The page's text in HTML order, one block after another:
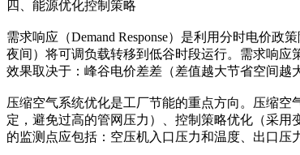
四、能源优化控制策略
需求响应（Demand Response）是利用分时电价
夜间）将可调负载转移到低谷时段运行。需求响应
效果取决于：峰谷电价差差（差值越大节省空间越
压缩空气系统优化是工厂节能的重点方向。压缩
定，避免过高的管网压力）、控制策略优化（采
的监测点应包括：空压机入口压力和温度、出口压